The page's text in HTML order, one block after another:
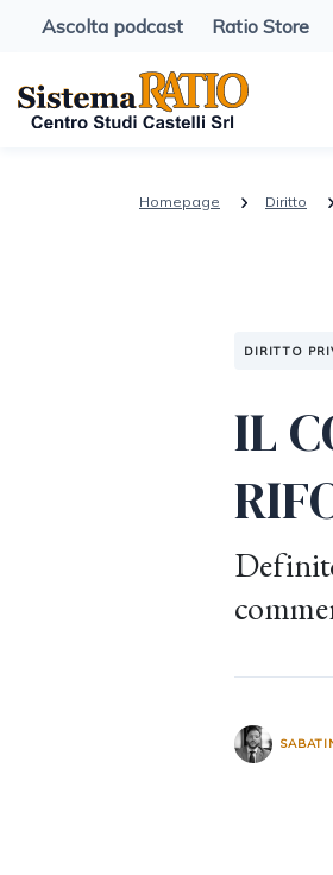
Ascolta podcast Ratio Store
Homepage Diritto
DIRITTO
IL